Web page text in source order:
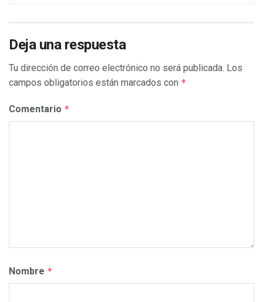
Deja una respuesta
Tu dirección de correo electrónico no será publicada. Los
campos obligatorios están marcados con *
Comentario *
Nombre *